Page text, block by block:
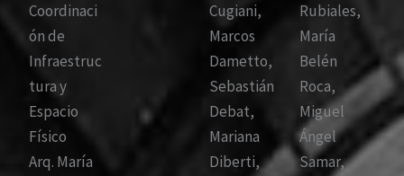
Coordinaci
ón de
Infraestruc
tura y
Espacio
Físico
Arq. María
Cugiani,
Marcos
Dametto,
Sebastián
Debat,
Mariana
Diberti,
Rubiales,
María
Belén
Roca,
Miguel
Ángel
Samar,